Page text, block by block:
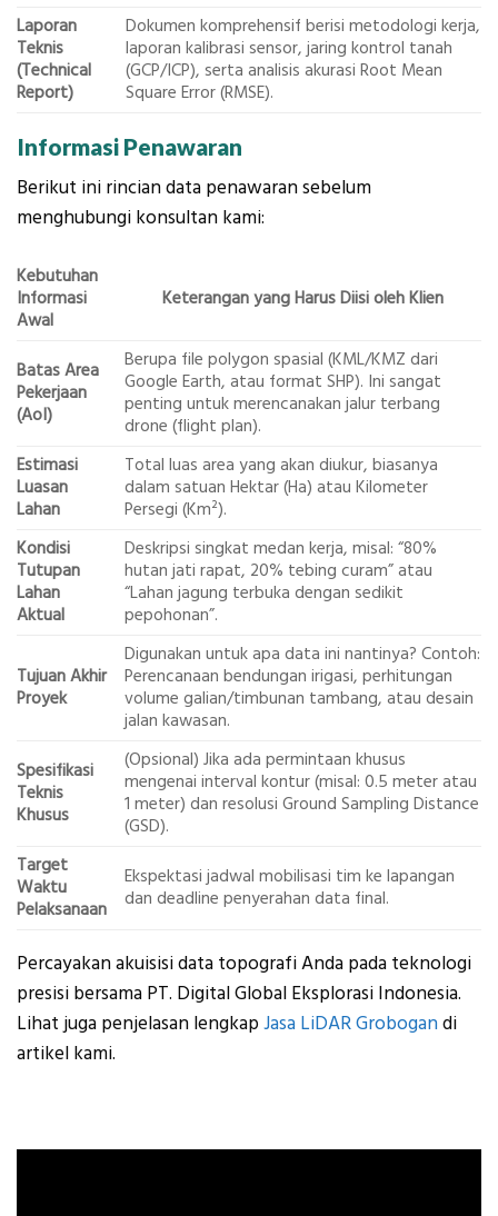
Laporan
Teknis
(Technical
Report)
Dokumen komprehensif berisi metodologi kerja,
laporan kalibrasi sensor, jaring kontrol tanah
(GCP/ICP), serta analisis akurasi Root Mean
Square Error (RMSE).
Informasi Penawaran
Berikut ini rincian data penawaran sebelum
menghubungi konsultan kami:
Kebutuhan
Informasi
Awal
Keterangan yang Harus Diisi oleh Klien
Batas Area
Pekerjaan
(AoI)
Berupa file polygon spasial (KML/KMZ dari
Google Earth, atau format SHP). Ini sangat
penting untuk merencanakan jalur terbang
drone (flight plan).
Estimasi
Luasan
Lahan
Total luas area yang akan diukur, biasanya
dalam satuan Hektar (Ha) atau Kilometer
Persegi (Km²).
Kondisi
Tutupan
Lahan
Aktual
Deskripsi singkat medan kerja, misal: “80%
hutan jati rapat, 20% tebing curam” atau
“Lahan jagung terbuka dengan sedikit
pepohonan”.
Tujuan Akhir
Proyek
Digunakan untuk apa data ini nantinya? Contoh:
Perencanaan bendungan irigasi, perhitungan
volume galian/timbunan tambang, atau desain
jalan kawasan.
Spesifikasi
Teknis
Khusus
(Opsional) Jika ada permintaan khusus
mengenai interval kontur (misal: 0.5 meter atau
1 meter) dan resolusi Ground Sampling Distance
(GSD).
Target
Waktu
Pelaksanaan
Ekspektasi jadwal mobilisasi tim ke lapangan
dan deadline penyerahan data final.
Percayakan akuisisi data topografi Anda pada teknologi
presisi bersama PT. Digital Global Eksplorasi Indonesia.
Lihat juga penjelasan lengkap Jasa LiDAR Grobogandi
artikel kami.